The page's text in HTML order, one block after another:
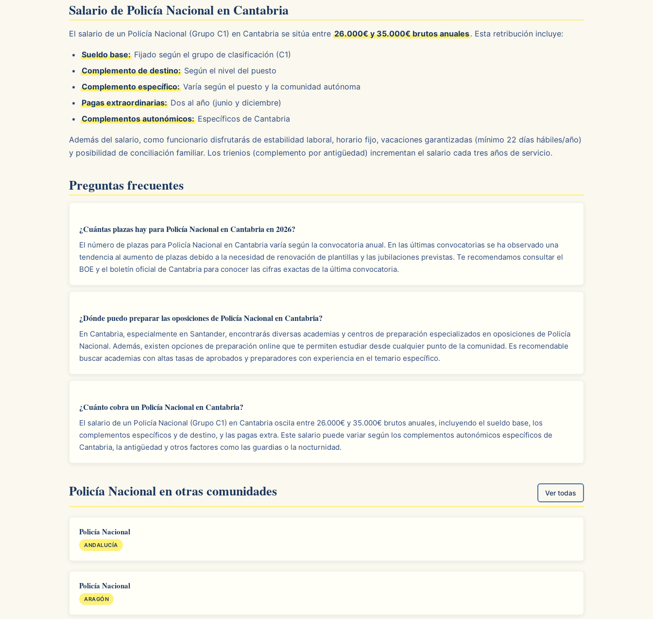
Salario de Policía Nacional en Cantabria
El salario de un Policía Nacional (Grupo C1) en Cantabria se sitúa entre 26.000€ y 35.000€ brutos anuales. Esta retribución incluye:
Sueldo base: Fijado según el grupo de clasificación (C1)
Complemento de destino: Según el nivel del puesto
Complemento específico: Varía según el puesto y la comunidad autónoma
Pagas extraordinarias: Dos al año (junio y diciembre)
Complementos autonómicos: Específicos de Cantabria
Además del salario, como funcionario disfrutarás de estabilidad laboral, horario fijo, vacaciones garantizadas (mínimo 22 días hábiles/año)
y posibilidad de conciliación familiar. Los trienios (complemento por antigüedad) incrementan el salario cada tres años de servicio.
Preguntas frecuentes
¿Cuántas plazas hay para Policía Nacional en Cantabria en 2026?
El número de plazas para Policía Nacional en Cantabria varía según la convocatoria anual. En las últimas convocatorias se ha observado una
tendencia al aumento de plazas debido a la necesidad de renovación de plantillas y las jubilaciones previstas. Te recomendamos consultar el
BOE y el boletín oficial de Cantabria para conocer las cifras exactas de la última convocatoria.
¿Dónde puedo preparar las oposiciones de Policía Nacional en Cantabria?
En Cantabria, especialmente en Santander, encontrarás diversas academias y centros de preparación especializados en oposiciones de Policía
Nacional. Además, existen opciones de preparación online que te permiten estudiar desde cualquier punto de la comunidad. Es recomendable
buscar academias con altas tasas de aprobados y preparadores con experiencia en el temario específico.
¿Cuánto cobra un Policía Nacional en Cantabria?
El salario de un Policía Nacional (Grupo C1) en Cantabria oscila entre 26.000€ y 35.000€ brutos anuales, incluyendo el sueldo base, los
complementos específicos y de destino, y las pagas extra. Este salario puede variar según los complementos autonómicos específicos de
Cantabria, la antigüedad y otros factores como las guardias o la nocturnidad.
Policía Nacional en otras comunidades Ver todas
Policía Nacional
ANDALUCÍA
Policía Nacional
ARAGÓN